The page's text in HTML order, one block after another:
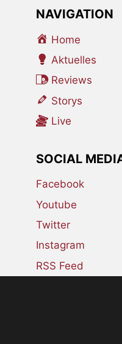
NAVIGATION
Home
Aktuelles
Reviews
Storys
Live
SOCIAL
Facebook
Youtube
Twitter
Instagram
RSS Feed